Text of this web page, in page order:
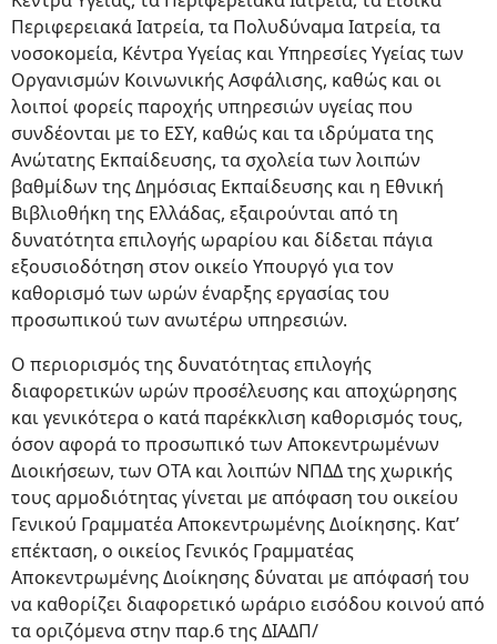
Περιφερειακά Ιατρεία, τα Πολυδύναμα Ιατρεία, τα
νοσοκομεία, Κέντρα Υγείας και Υπηρεσίες Υγείας των
Οργανισμών Κοινωνικής Ασφάλισης, καθώς και οι
λοιποί φορείς παροχής υπηρεσιών υγείας που
συνδέονται με το ΕΣΥ, καθώς και τα ιδρύματα της
Ανώτατης Εκπαίδευσης, τα σχολεία των λοιπών
βαθμίδων της Δημόσιας Εκπαίδευσης και η Εθνική
Βιβλιοθήκη της Ελλάδας, εξαιρούνται από τη
δυνατότητα επιλογής ωραρίου και δίδεται πάγια
εξουσιοδότηση στον οικείο Υπουργό για τον
καθορισμό των ωρών έναρξης εργασίας του
προσωπικού των ανωτέρω υπηρεσιών.
Ο περιορισμός της δυνατότητας επιλογής
διαφορετικών ωρών προσέλευσης και αποχώρησης
και γενικότερα ο κατά παρέκκλιση καθορισμός τους,
όσον αφορά το προσωπικό των Αποκεντρωμένων
Διοικήσεων, των ΟΤΑ και λοιπών ΝΠΔΔ της χωρικής
τους αρμοδιότητας γίνεται με απόφαση του οικείου
Γενικού Γραμματέα Αποκεντρωμένης Διοίκησης. Κατ’
επέκταση, ο οικείος Γενικός Γραμματέας
Αποκεντρωμένης Διοίκησης δύναται με απόφασή του
να καθορίζει διαφορετικό ωράριο εισόδου κοινού από
τα οριζόμενα στην παρ.6 της ΔΙΑΔΠ/